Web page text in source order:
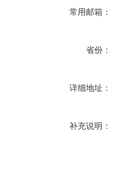
常用邮箱：
省份：
详细地址：
补充说明：